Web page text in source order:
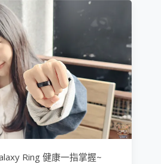
Ring 健康一指掌握~